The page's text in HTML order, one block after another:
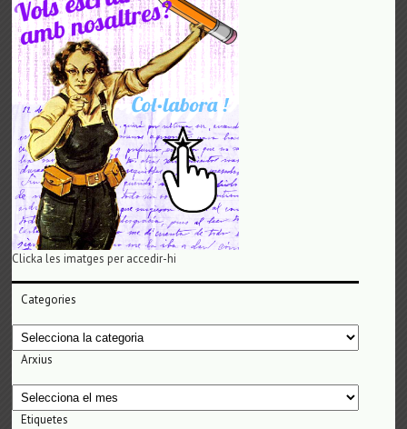
Clicka les imatges per accedir-hi
Categories
Categories
Arxius
Arxius
Etiquetes